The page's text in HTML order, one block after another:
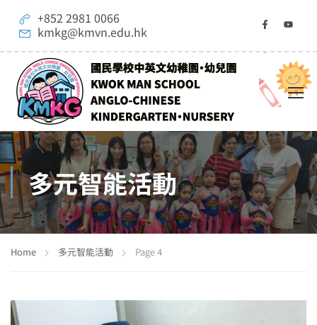
+852 2981 0066
kmkg@kmvn.edu.hk
多元智能活動
Home 多元智能活動 Page 4